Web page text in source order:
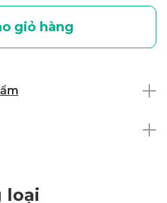
giỏ hàng
loại